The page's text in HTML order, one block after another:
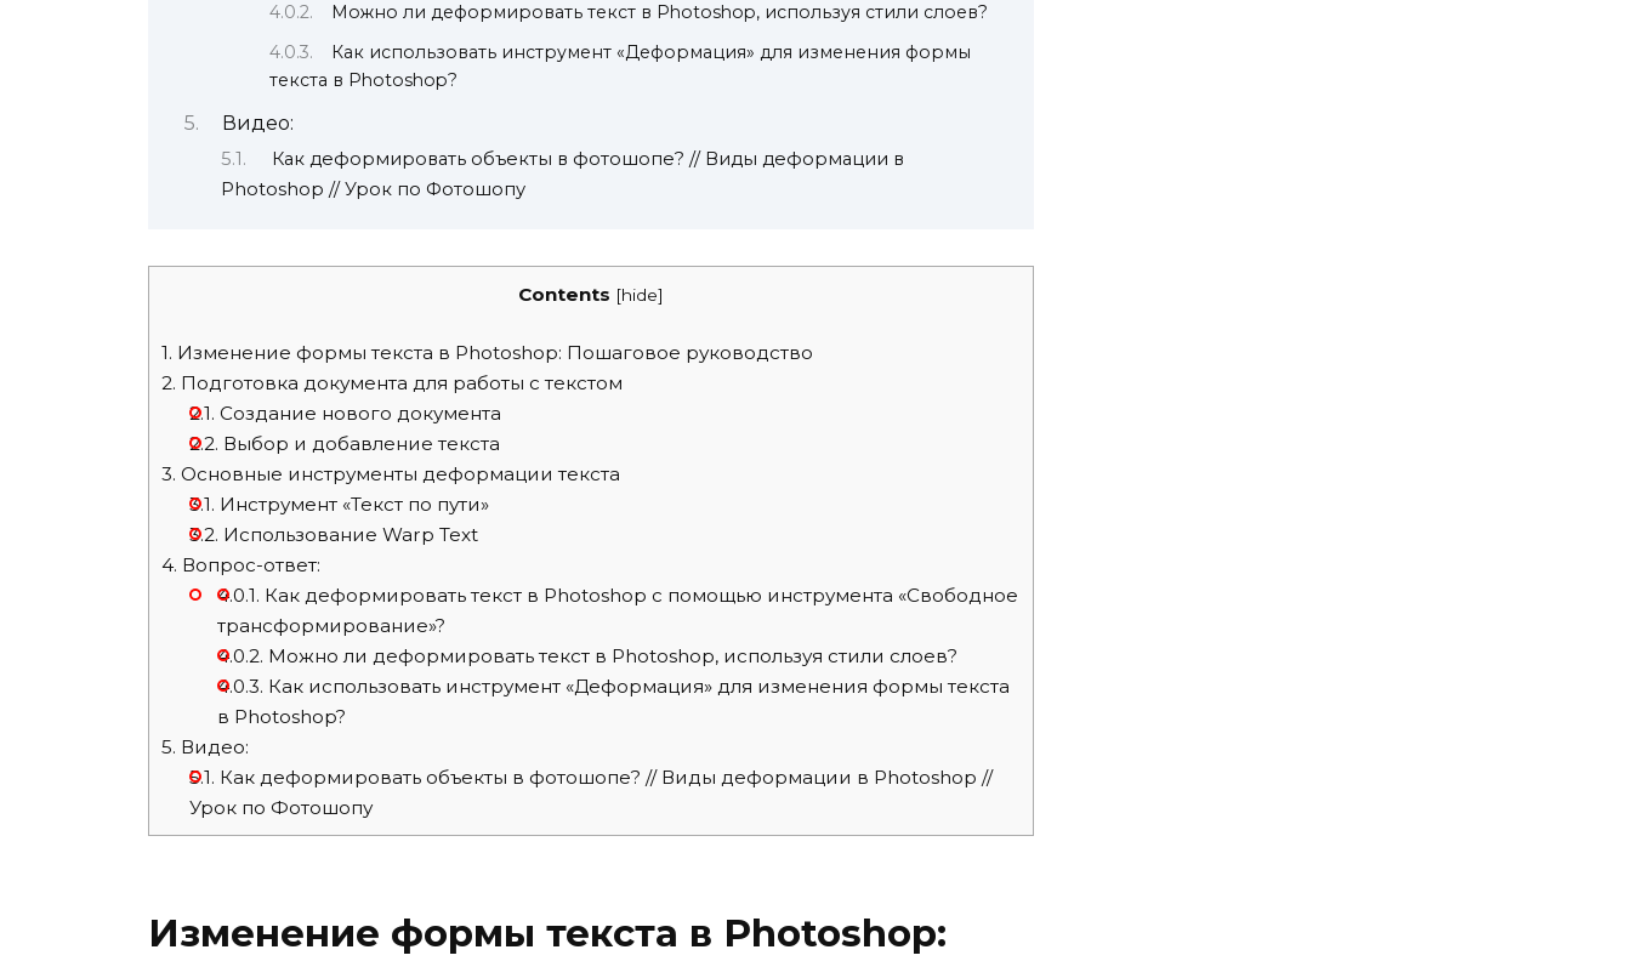
Можно ли деформировать текст в Photoshop, используя стили слоев?
Как использовать инструмент «Деформация» для изменения формы
текста в Photoshop?
Видео:
Как деформировать объекты в фотошопе? // Виды деформации в
Photoshop // Урок по Фотошопу
Contents [hide]
1. Изменение формы текста в Photoshop: Пошаговое руководство
2. Подготовка документа для работы с текстом
2.1. Создание нового документа
2.2. Выбор и добавление текста
3. Основные инструменты деформации текста
3.1. Инструмент «Текст по пути»
3.2. Использование Warp Text
4. Вопрос-ответ:
4.0.1. Как деформировать текст в Photoshop с помощью инструмента «Свободное
трансформирование»?
4.0.2. Можно ли деформировать текст в Photoshop, используя стили слоев?
4.0.3. Как использовать инструмент «Деформация» для изменения формы текста
в Photoshop?
5. Видео:
5.1. Как деформировать объекты в фотошопе? // Виды деформации в Photoshop //
Урок по Фотошопу
Изменение формы текста в Photoshop: